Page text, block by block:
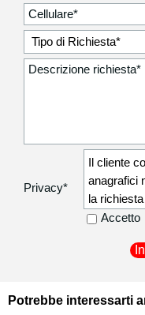
Privacy*
Il cliente
anagrafici
la
autorizza
recapito
presso il
Accetto
Potrebbe interessarti